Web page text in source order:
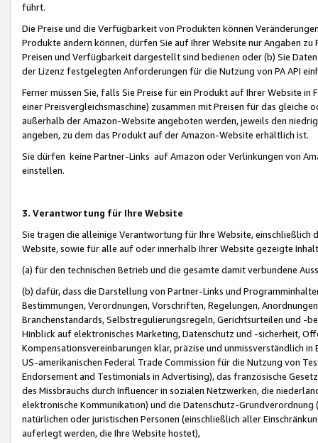
führt.
Die Preise und die Verfügbarkeit von Produkten können
Produkte ändern können, dürfen Sie auf Ihrer Website nur Angaben
Preisen und Verfügbarkeit dargestellt sind bedienen oder (b) Sie
der Lizenz festgelegten Anforderungen für die Nutzung von PA API
Ferner müssen Sie, falls Sie Preise für ein Produkt auf Ihrer Website
einer Preisvergleichsmaschine) zusammen mit Preisen für das
außerhalb der Amazon-Website angeboten werden, jeweils den
angeben, zu dem das Produkt auf der Amazon-Website erhältlich ist.
Sie dürfen keine Partner-Links auf Amazon oder Verlinkungen von
einstellen.
3. Verantwortung für Ihre Website
Sie tragen die alleinige Verantwortung für Ihre Website,
Website, sowie für alle auf oder innerhalb Ihrer Website gezeigte
(a) für den technischen Betrieb und die gesamte damit verbundene
(b) dafür, dass die Darstellung von Partner-Links und
Bestimmungen, Verordnungen, Vorschriften, Regelungen,
Branchenstandards, Selbstregulierungsregeln, Gerichtsurteilen und -
Hinblick auf elektronisches Marketing, Datenschutz und -sicherheit,
Kompensationsvereinbarungen klar, präzise und unmissverständlich
US-amerikanischen Federal Trade Commission für die Nutzung von
Endorsement and Testimonials in Advertising), das französische
des Missbrauchs durch Influencer in sozialen Netzwerken, die
elektronische Kommunikation) und die Datenschutz-
natürlichen oder juristischen Personen (einschließlich aller
auferlegt werden, die Ihre Website hostet),